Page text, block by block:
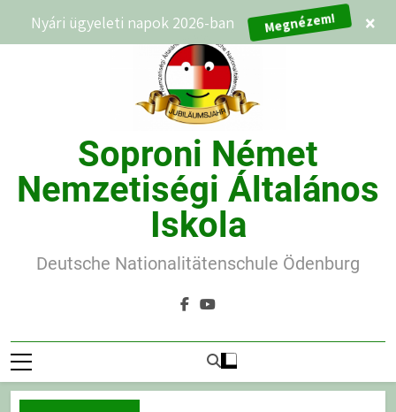
Soproni Német
Nemzetiségi Általános
Iskola
Deutsche Nationalitätenschule Ödenburg
Nyári ügyeleti napok 2026-ban Megnézem! ×